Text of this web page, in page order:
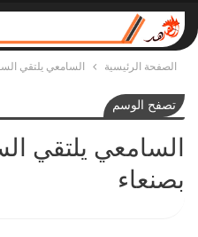
الصفحة الرئيسية السامعي يلتقي
تصفح الوسم
السامعي يلتقي
بصنعاء